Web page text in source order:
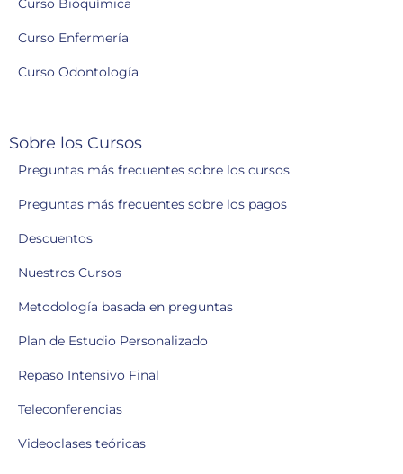
Curso Bioquímica
Curso Enfermería
Curso Odontología
Sobre los Cursos
Preguntas más frecuentes sobre los cursos
Preguntas más frecuentes sobre los pagos
Descuentos
Nuestros Cursos
Metodología basada en preguntas
Plan de Estudio Personalizado
Repaso Intensivo Final
Teleconferencias
Videoclases teóricas